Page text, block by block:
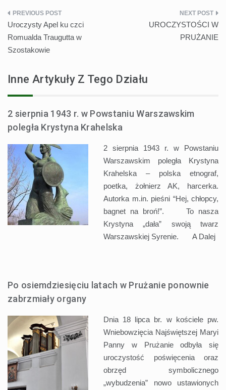
Nawigacja
wpisu
Uroczysty Apel ku czci
Romualda Traugutta w
Szostakowie
UROCZYSTOŚCI W
PRUŻANIE
Inne Artykuły Z Tego Działu
2 sierpnia 1943 r. w Powstaniu Warszawskim
poległa Krystyna Krahelska
2 sierpnia 1943 r. w Powstaniu
Warszawskim poległa Krystyna
Krahelska – polska etnograf,
poetka, żołnierz AK, harcerka.
Autorka m.in. pieśni “Hej, chłopcy,
bagnet na broń!”. To nasza
Krystyna „dała” swoją twarz
Warszawskiej Syrenie. A Dalej
Po osiemdziesięciu latach w Prużanie ponownie
zabrzmiały organy
Dnia 18 lipca br. w kościele pw.
Wniebowzięcia Najświętszej Maryi
Panny w Prużanie odbyła się
uroczystość poświęcenia oraz
obrzęd symbolicznego
„wybudzenia” nowo ustawionych